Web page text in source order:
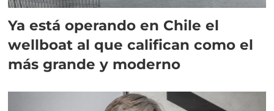
Ya está operando en Chile el
wellboat al que califican como el
más grande y moderno